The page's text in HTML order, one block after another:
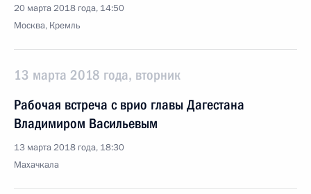
20 марта 2018 года, 14:50
Москва, Кремль
13 марта 2018 года, вторник
Рабочая встреча с врио главы Дагестана
Владимиром Васильевым
13 марта 2018 года, 18:30
Махачкала